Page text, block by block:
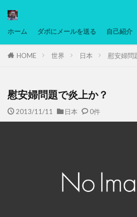
ホーム ダボにメールを送る 自己紹介
HOME 世界 日本 慰安婦問
慰安婦問題で炎上か？
2013/11/11 日本 0件
タグ
マレーシア動画
ヨーグルト
備忘録
動画 日本人村